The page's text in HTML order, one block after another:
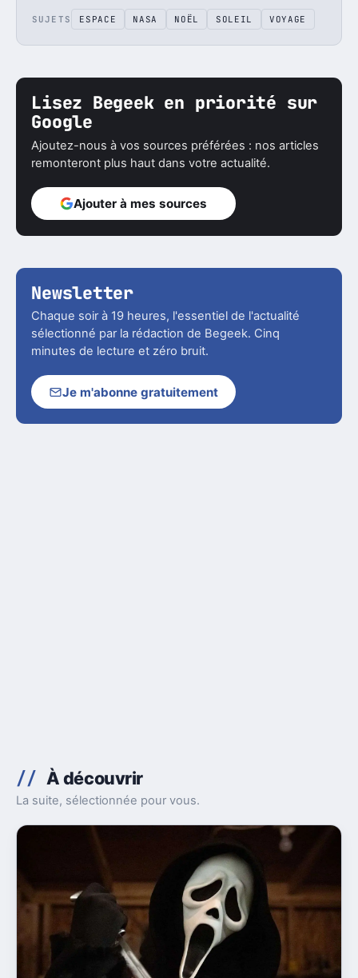
SUJETS ESPACE NASA NOËL SOLEIL VOYAGE
Lisez Begeek en priorité sur
Google
Ajoutez-nous à vos sources préférées : nos articles
remonteront plus haut dans votre actualité.
Ajouter à mes sources
Newsletter
Chaque soir à 19 heures, l'essentiel de l'actualité
sélectionné par la rédaction de Begeek. Cinq
minutes de lecture et zéro bruit.
Je m'abonne gratuitement
À découvrir
La suite, sélectionnée pour vous.